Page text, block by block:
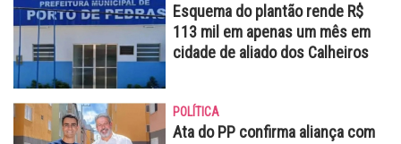
Esquema do plantão rende R$
113 mil em apenas um mês em
cidade de aliado dos Calheiros
POLÍTICA
Ata do PP confirma aliança com